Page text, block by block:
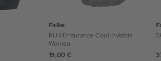
Falke
RU4 Endurance Cool Invisible
Women
19,00 €